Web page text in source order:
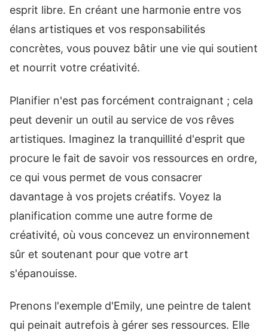
esprit libre. En créant une harmonie entre vos
élans artistiques et vos responsabilités
concrètes, vous pouvez bâtir une vie qui soutient
et nourrit votre créativité.
Planifier n'est pas forcément contraignant ; cela
peut devenir un outil au service de vos rêves
artistiques. Imaginez la tranquillité d'esprit que
procure le fait de savoir vos ressources en ordre,
ce qui vous permet de vous consacrer
davantage à vos projets créatifs. Voyez la
planification comme une autre forme de
créativité, où vous concevez un environnement
sûr et soutenant pour que votre art
s'épanouisse.
Prenons l'exemple d'Emily, une peintre de talent
qui peinait autrefois à gérer ses ressources. Elle